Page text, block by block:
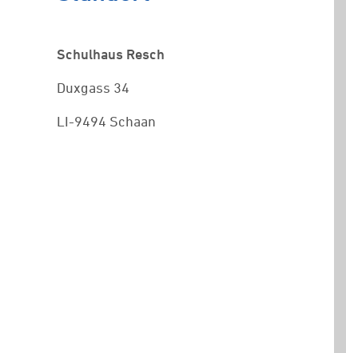
Schulhaus Resch
Duxgass 34
LI-9494 Schaan